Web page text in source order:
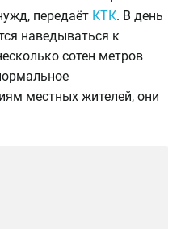
передаёт КТК. В день
наведываться к
сотен метров
местных жителей, они